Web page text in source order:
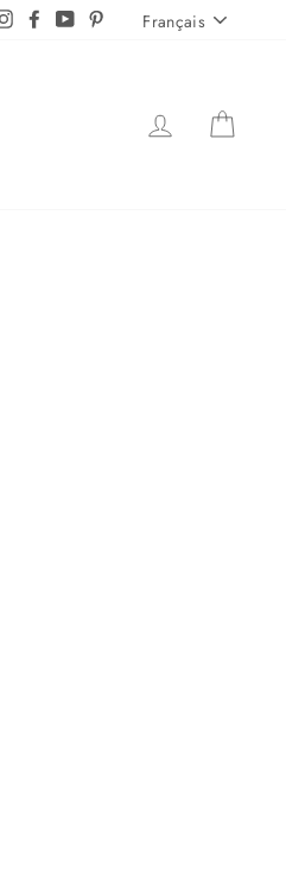
InstagramFacebookYouTubePinterestLANGUE
Français
SE LOGUER